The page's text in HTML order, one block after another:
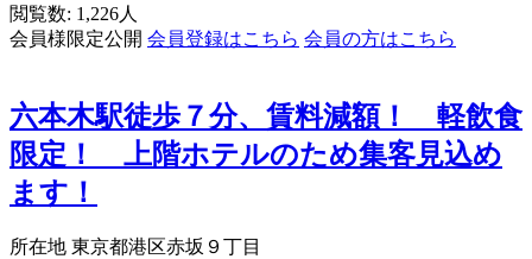
閲覧数: 1,226人
会員様限定公開 会員登録はこちら 会員の方はこちら
六本木駅徒歩７分、賃料減額！ 軽飲食
限定！ 上階ホテルのため集客見込め
ます！
所在地 東京都港区赤坂９丁目